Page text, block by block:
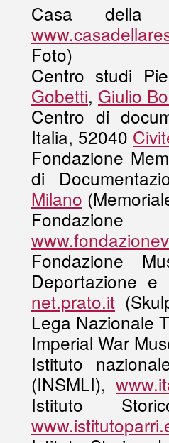
Casa della
Foto)
Centro studi
Gobetti, Giulio
Centro di
Italia, 52040
Fondazione
di
Milano
Fondazione
Deportazione e
net.prato.it
Lega Nazionale
Imperial War
Istituto
(INSMLI),
Istituto